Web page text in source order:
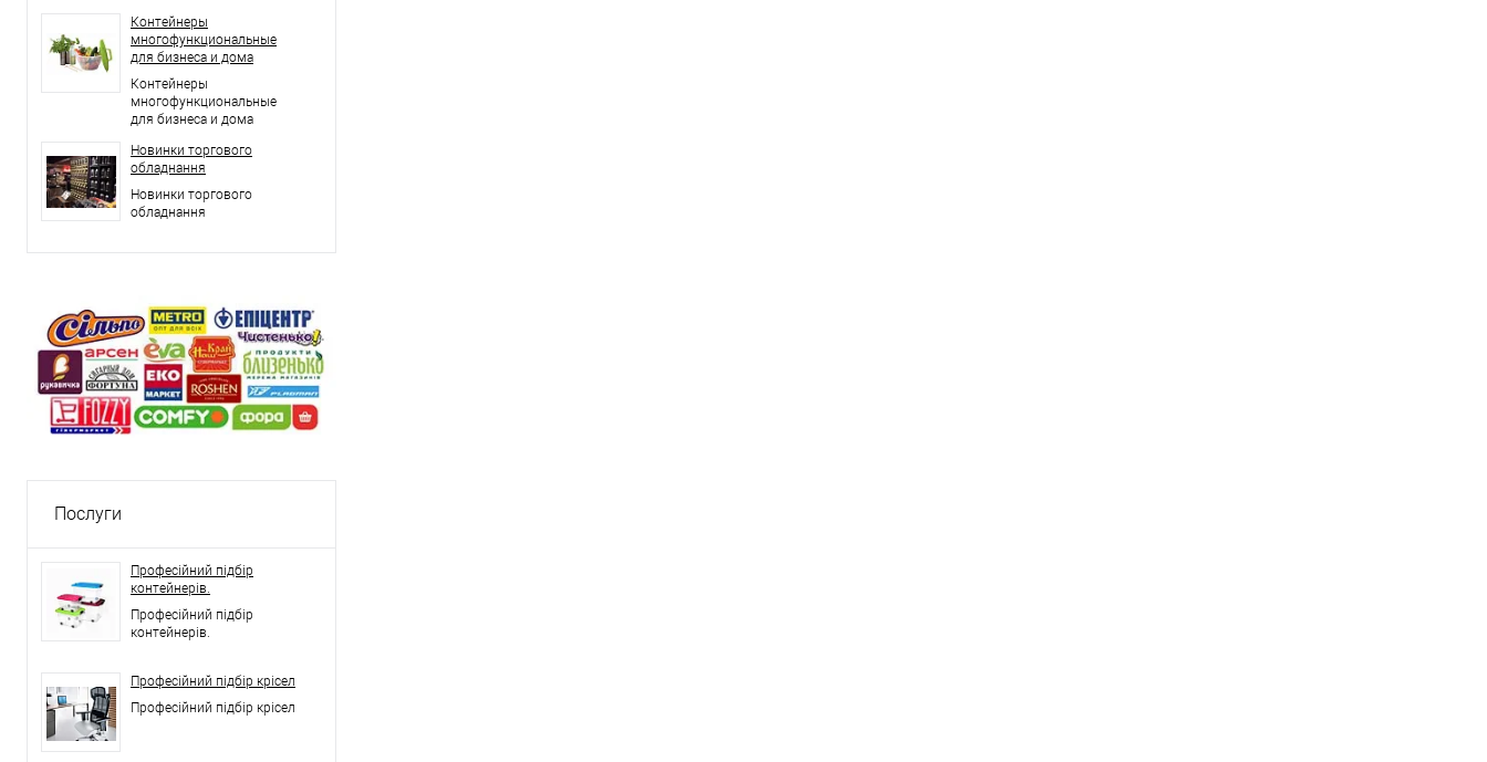
Контейнеры
многофункциональные
для бизнеса и дома
Контейнеры
многофункциональные
для бизнеса и дома
Новинки торгового
обладнання
Новинки торгового
обладнання
Послуги
Професійний підбір
контейнерів.
Професійний підбір
контейнерів.
Професійний підбір крісел
Професійний підбір крісел